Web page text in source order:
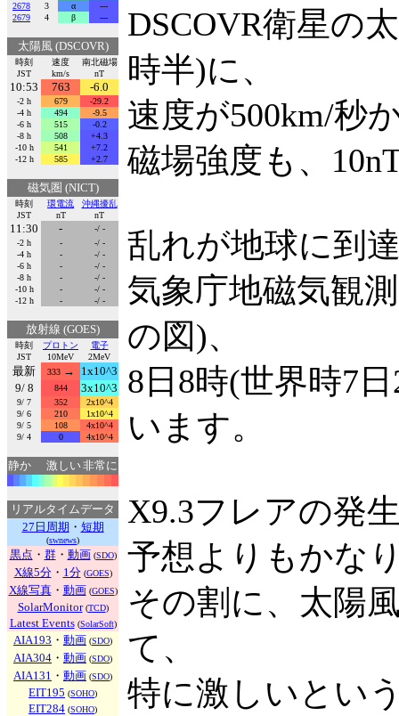
2678
3 α
---
2679
4 β ---
太陽風 (DSCOVR)
時刻
JST
速度
km/s
南北磁場
nT
10:53 763 -6.0
-2 h 679
-29.2
-4 h
494
-9.5
-6 h
515
-0.2
-8 h
508
+4.3
-10 h
541
+7.2
-12 h
585 +2.7
磁気圏 (NICT)
時刻
JST
環電流
nT
沖縄擾乱
nT
11:30 -
-/ -
-2 h
-
-/ -
-4 h
-
-/ -
-6 h
-
-/ -
-8 h
-
-/ -
-10 h
-
-/ -
-12 h
- -/ -
放射線 (GOES)
時刻
JST
プロトン
10MeV
電子
2MeV
最新 333→
1x10^3
9/ 8
844 3x10^3
9/ 7 352
2x10^4
9/ 6
210
1x10^4
9/ 5
108
4x10^4
9/ 4
0 4x10^4
静か 激しい非常に
リアルタイムデータ
27日周期 ・ 短期
(swnews)
黒点 ・ 群・ 動画 (SDO)
X線5分・ 1分(GOES)
X線写真・ 動画 (GOES)
SolarMonitor(TCD)
Latest Events(SolarSoft)
AIA193 ・ 動画 (SDO)
AIA304 ・ 動画 (SDO)
AIA131 ・ 動画 (SDO)
EIT195 (SOHO)
EIT284 (SOHO)
DSCOVR衛星の
時半)に、
速度が500km/秒
磁場強度も、
乱れが地球に到
気象庁地磁気観
の図)、
8日8時(世界時7
います。
X9.3フレアの発
予想よりもかな
その割に、太陽
て、
特に激しいとい